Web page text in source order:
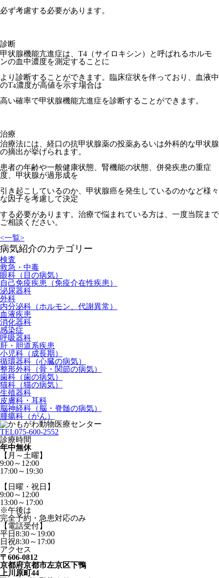
必ず考慮する必要があります。
診断
甲状腺機能亢進症は、T4（サイロキシン）と呼ばれるホルモ
ンの血中濃度を測定することに
より診断することができます。臨床症状を伴っており、血液中
のT4濃度が高値を示す場合は
高い確率で甲状腺機能亢進症を診断することができます。
治療
治療法には、経口の抗甲状腺薬の投薬あるいは外科的な甲状腺
の摘出が挙げられます。
患者の年齢や一般健康状態、腎機能の状態、併発疾患の重症
度、甲状腺が過形成を
引き起こしているのか、甲状腺癌を発生しているのかなど様々
な因子を考慮して決定
する必要があります。治療で悩まれている方は、一度当院まで
ご相談ください。
<一覧>
病気紹介のカテゴリー
検査
救急・中毒
眼科（目の病気）
自己免疫疾患（免疫介在性疾患）
泌尿器科
外科
内分泌科（ホルモン、代謝異常）
血液疾患
消化器科
感染症
呼吸器科
肝・胆道系疾患
小児科（成長期）
循環器科（心臓の病気）
整形外科（骨・関節の病気）
歯科（歯の病気）
猫科（猫の病気）
生殖器科
皮膚科・耳科
脳神経科（脳・脊髄の病気）
腫瘍科（がん）
TEL075-600-2552
診療時間
年中無休
【月～土曜】
9:00～12:00
17:00～19:30
【日曜・祝日】
9:00～12:00
13:00～17:00
※午後は
完全予約・急患対応のみ
【電話受付】
平日8:30～19:00
日祝8:30～17:00
アクセス
〒606-0812
京都府京都市左京区下鴨
上川原町44